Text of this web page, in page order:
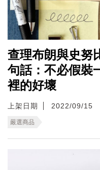
查理布朗與史努
句話：不必假裝
裡的好壞
上架日期 2022/09/15
嚴選商品